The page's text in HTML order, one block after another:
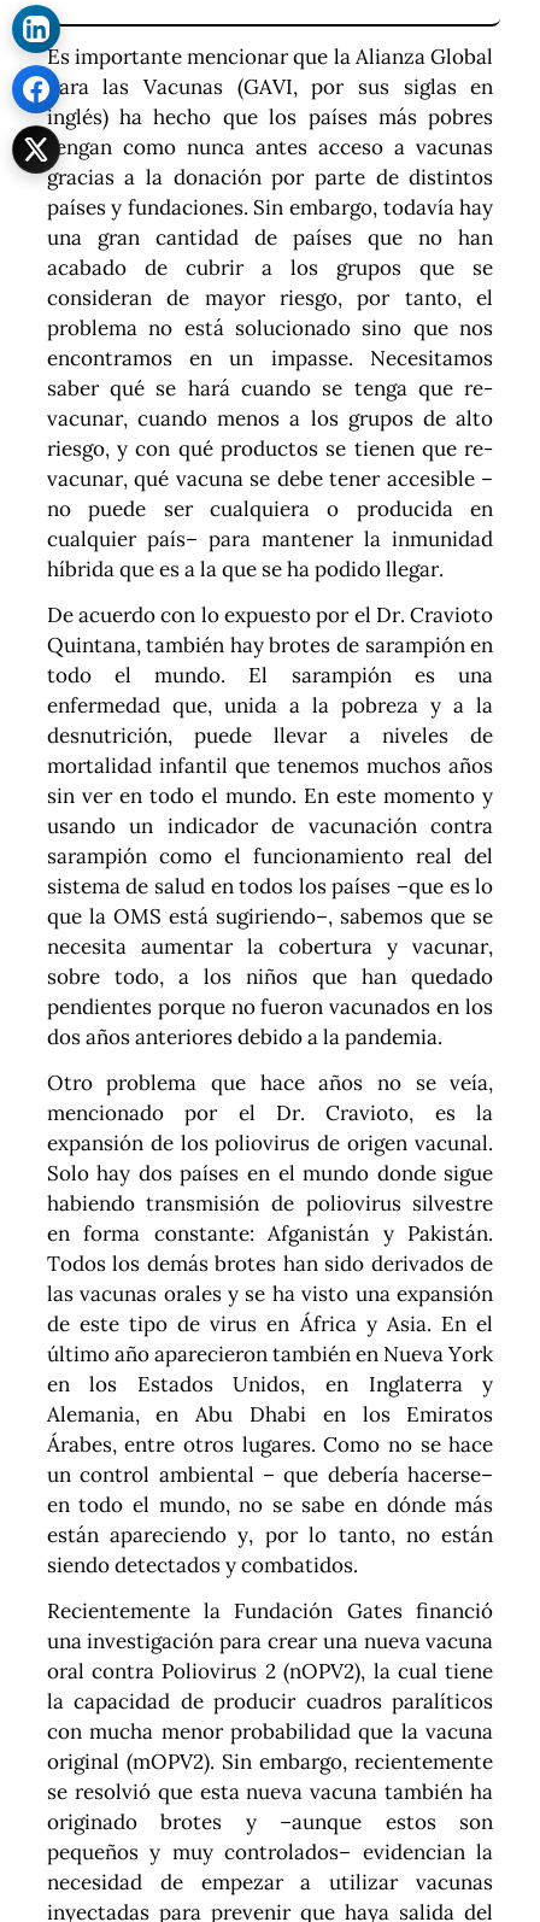
Es importante mencionar que la Alianza Global
para las Vacunas (GAVI, por sus siglas en
inglés) ha hecho que los países más pobres
tengan como nunca antes acceso a vacunas
gracias a la donación por parte de distintos
países y fundaciones. Sin embargo, todavía hay
una gran cantidad de países que no han
acabado de cubrir a los grupos que se
consideran de mayor riesgo, por tanto, el
problema no está solucionado sino que nos
encontramos en un impasse. Necesitamos
saber qué se hará cuando se tenga que re-
vacunar, cuando menos a los grupos de alto
riesgo, y con qué productos se tienen que re-
vacunar, qué vacuna se debe tener accesible –
no puede ser cualquiera o producida en
cualquier país– para mantener la inmunidad
híbrida que es a la que se ha podido llegar.
De acuerdo con lo expuesto por el Dr. Cravioto
Quintana, también hay brotes de sarampión en
todo el mundo. El sarampión es una
enfermedad que, unida a la pobreza y a la
desnutrición, puede llevar a niveles de
mortalidad infantil que tenemos muchos años
sin ver en todo el mundo. En este momento y
usando un indicador de vacunación contra
sarampión como el funcionamiento real del
sistema de salud en todos los países –que es lo
que la OMS está sugiriendo–, sabemos que se
necesita aumentar la cobertura y vacunar,
sobre todo, a los niños que han quedado
pendientes porque no fueron vacunados en los
dos años anteriores debido a la pandemia.
Otro problema que hace años no se veía,
mencionado por el Dr. Cravioto, es la
expansión de los poliovirus de origen vacunal.
Solo hay dos países en el mundo donde sigue
habiendo transmisión de poliovirus silvestre
en forma constante: Afganistán y Pakistán.
Todos los demás brotes han sido derivados de
las vacunas orales y se ha visto una expansión
de este tipo de virus en África y Asia. En el
último año aparecieron también en Nueva York
en los Estados Unidos, en Inglaterra y
Alemania, en Abu Dhabi en los Emiratos
Árabes, entre otros lugares. Como no se hace
un control ambiental – que debería hacerse–
en todo el mundo, no se sabe en dónde más
están apareciendo y, por lo tanto, no están
siendo detectados y combatidos.
Recientemente la Fundación Gates financió
una investigación para crear una nueva vacuna
oral contra Poliovirus 2 (nOPV2), la cual tiene
la capacidad de producir cuadros paralíticos
con mucha menor probabilidad que la vacuna
original (mOPV2). Sin embargo, recientemente
se resolvió que esta nueva vacuna también ha
originado brotes y –aunque estos son
pequeños y muy controlados– evidencian la
necesidad de empezar a utilizar vacunas
inyectadas para prevenir que haya salida del